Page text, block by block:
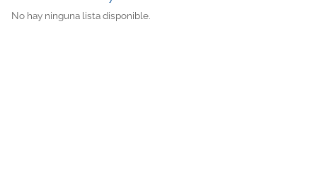
No hay ninguna lista disponible.